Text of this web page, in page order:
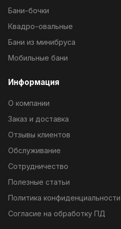
Бани-бочки
Квадро-овальные
Бани из минибруса
Мобильные бани
Информация
О компании
Заказ и доставка
Отзывы клиентов
Обслуживание
Сотрудничество
Полезные статьи
Политика конфиденциальности
Согласие на обработку ПД